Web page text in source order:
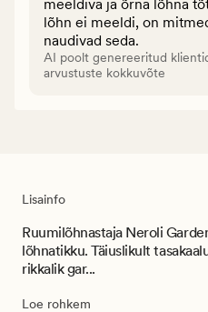
meeldiva ja õrna lõhna
lõhn ei meeldi, on
naudivad seda.
AI poolt genereeritud
arvustuste kokkuvõte
Lisainfo
Ruumilõhnastaja Neroli
lõhnatikku. Täiuslikult
rikkalik gar...
Loe rohkem